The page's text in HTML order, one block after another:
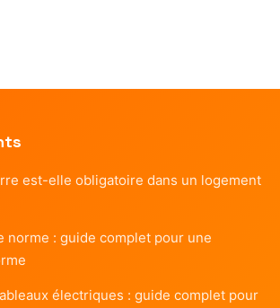
est-elle obligatoire dans un logement
norme : guide complet pour une
électriques : guide complet pour